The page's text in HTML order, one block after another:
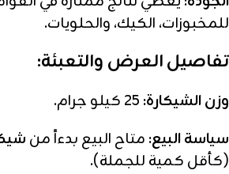
للمخبوزات، الكيك، والحلويات.
تفاصيل العرض والتعبئة:
وزن الشيكارة:
سياسة البيع: متاح البيع بدءاً من
(كأقل كمية للجملة).